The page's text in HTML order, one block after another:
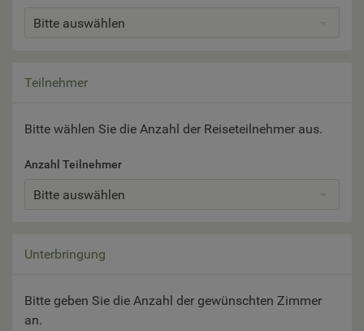
Bitte auswählen
Teilnehmer
Bitte wählen Sie die Anzahl der Reiseteilnehmer aus.
Anzahl Teilnehmer
Bitte auswählen
Unterbringung
Bitte geben Sie die Anzahl der gewünschten Zimmer
an.